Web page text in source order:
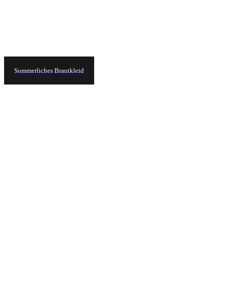
Sommerliches Brautkleid